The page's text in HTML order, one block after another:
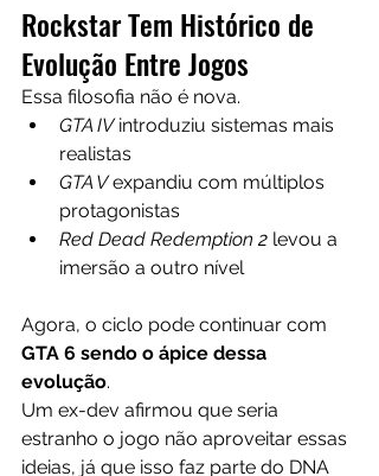
Rockstar Tem Histórico de
Evolução Entre Jogos
Essa filosofia não é nova.
GTA IV introduziu sistemas mais
realistas
GTA V expandiu com múltiplos
protagonistas
Red Dead Redemption 2 levou a
imersão a outro nível
Agora, o ciclo pode continuar com
GTA 6 sendo o ápice dessa
evolução.
Um ex-dev afirmou que seria
estranho o jogo não aproveitar essas
ideias, já que isso faz parte do DNA